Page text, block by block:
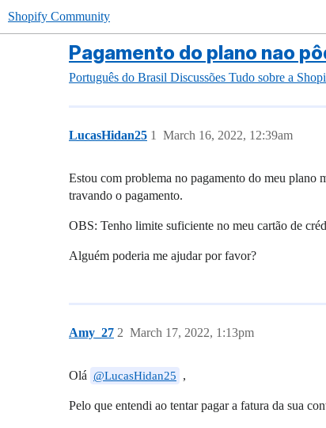
Shopify Community
Pagamento do plano nao
Português do Brasil Discussões Tudo sobre a
LucasHidan25 March 16, 2022, 12:39am
1
Estou com problema no pagamento do meu plano
travando o pagamento.
OBS: Tenho limite suficiente no meu cartão de
Alguém poderia me ajudar por favor?
Amy_27 March 17, 2022, 1:13pm
2
Olá @LucasHidan25 ,
Pelo que entendi ao tentar pagar a fatura da sua